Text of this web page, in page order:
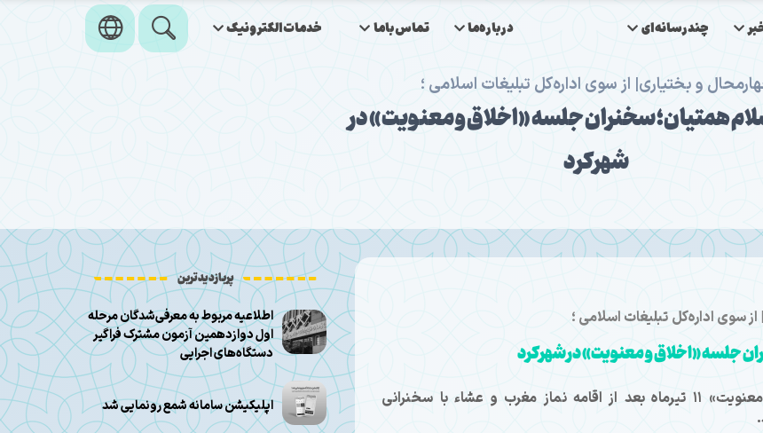
چندرسانه‌ای درباره‌ما تماس‌باما خدمات‌الکترونیک
و بختیاری| از سوی اداره‌کل تبلیغات اسلامی ؛
همتیان؛ سخنران جلسه «اخلاق و معنویت» در
شهرکرد
سوی اداره‌کل تبلیغات اسلامی ؛
جلسه «اخلاق و معنویت» در شهرکرد
دهمین جلسه از سلسله جلسات هفتگی «اخلاق و معنویت» ۱۱ تیرماه بعد از اقامه نماز مغرب و عشاء با سخنرانی
پربازدیدترین
اطلاعیه مربوط به معرفی‌شدگان مرحله
اول دوازدهمین آزمون مشترک فراگیر
دستگاه‌های اجرایی
اپلیکیشن سامانه شمع رونمایی شد